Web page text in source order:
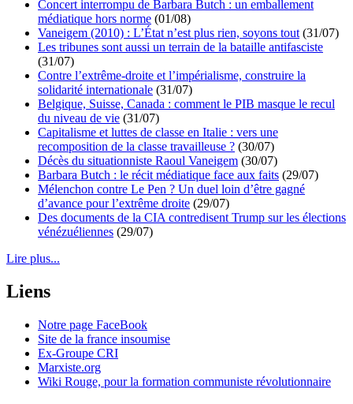
Concert interrompu de Barbara Butch : un emballement
médiatique hors norme (01/08)
Vaneigem (2010) : L’État n’est plus rien, soyons tout (31/07)
Les tribunes sont aussi un terrain de la bataille antifasciste
(31/07)
Contre l’extrême-droite et l’impérialisme, construire la
solidarité internationale (31/07)
Belgique, Suisse, Canada : comment le PIB masque le recul
du niveau de vie (31/07)
Capitalisme et luttes de classe en Italie : vers une
recomposition de la classe travailleuse ? (30/07)
Décès du situationniste Raoul Vaneigem (30/07)
Barbara Butch : le récit médiatique face aux faits (29/07)
Mélenchon contre Le Pen ? Un duel loin d’être gagné
d’avance pour l’extrême droite (29/07)
Des documents de la CIA contredisent Trump sur les élections
vénézuéliennes (29/07)
Lire plus...
Liens
Notre page FaceBook
Site de la france insoumise
Ex-Groupe CRI
Marxiste.org
Wiki Rouge, pour la formation communiste révolutionnaire